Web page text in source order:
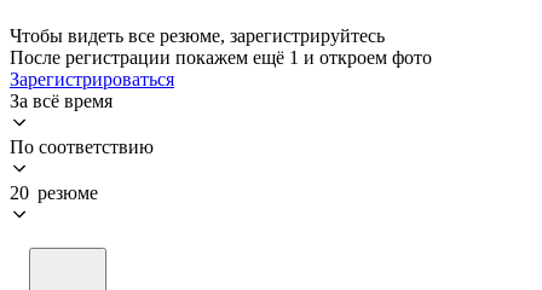
Чтобы видеть все резюме, зарегистрируйтесь
После регистрации покажем ещё 1 и откроем фото
Зарегистрироваться
За всё время
По соответствию
20 резюме